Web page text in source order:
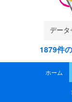
1879件
ホーム